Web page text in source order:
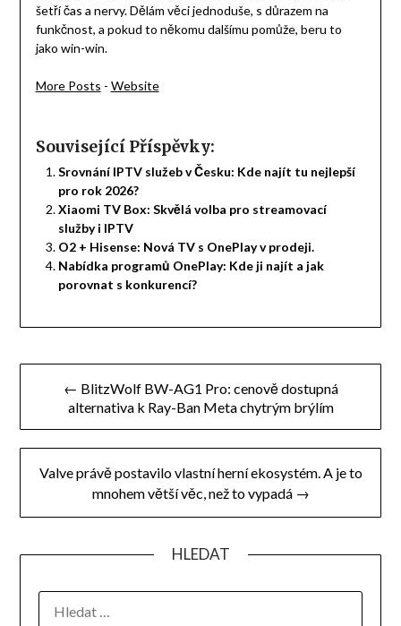
šetří čas a nervy. Dělám věci jednoduše, s důrazem na
funkčnost, a pokud to někomu dalšímu pomůže, beru to
jako win-win.
More Posts - Website
Související Příspěvky:
Srovnání IPTV služeb v Česku: Kde najít tu nejlepší
pro rok 2026?
Xiaomi TV Box: Skvělá volba pro streamovací
služby i IPTV
O2 + Hisense: Nová TV s OnePlay v prodeji.
Nabídka programů OnePlay: Kde ji najít a jak
porovnat s konkurencí?
Navigace
← BlitzWolf BW-AG1 Pro: cenově dostupná
alternativa k Ray-Ban Meta chytrým brýlím
Valve právě postavilo vlastní herní ekosystém. A je to
mnohem větší věc, než to vypadá →
HLEDAT